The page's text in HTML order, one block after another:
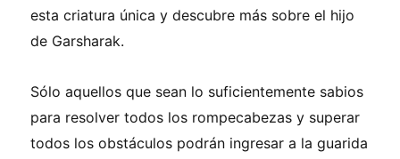
esta criatura única y descubre más sobre el hijo
de Garsharak.
Sólo aquellos que sean lo suficientemente sabios
para resolver todos los rompecabezas y superar
todos los obstáculos podrán ingresar a la guarida